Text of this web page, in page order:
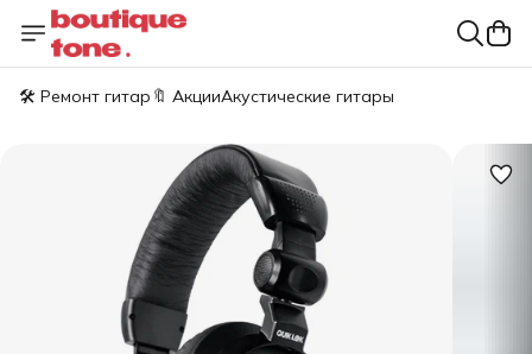
🛠️ Ремонт гитар 🔖 АкцииАкустические гитары